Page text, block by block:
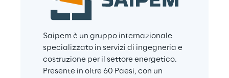
Saipem è un gruppo internazionale
specializzato in servizi di ingegneria e
costruzione per il settore energetico.
Presente in oltre 60 Paesi, con un